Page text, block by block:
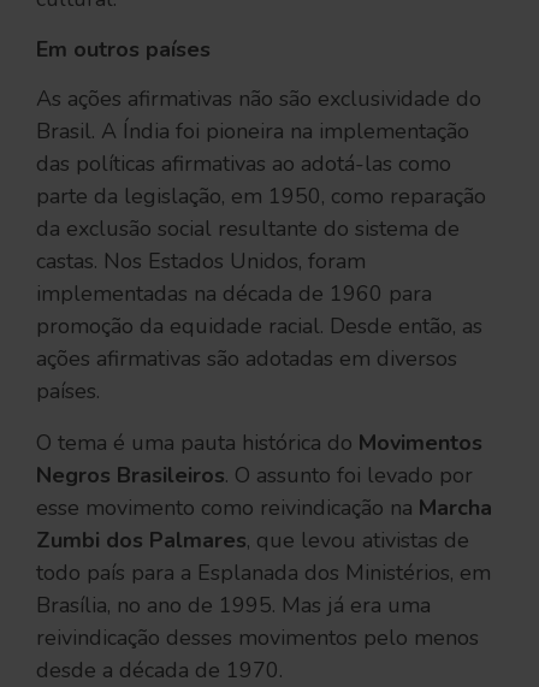
Em outros países
As ações afirmativas não são exclusividade do
Brasil. A Índia foi pioneira na implementação
das políticas afirmativas ao adotá-las como
parte da legislação, em 1950, como reparação
da exclusão social resultante do sistema de
castas. Nos Estados Unidos, foram
implementadas na década de 1960 para
promoção da equidade racial. Desde então, as
ações afirmativas são adotadas em diversos
países.
O tema é uma pauta histórica do Movimentos
Negros Brasileiros. O assunto foi levado por
esse movimento como reivindicação na Marcha
Zumbi dos Palmares, que levou ativistas de
todo país para a Esplanada dos Ministérios, em
Brasília, no ano de 1995. Mas já era uma
reivindicação desses movimentos pelo menos
desde a década de 1970.